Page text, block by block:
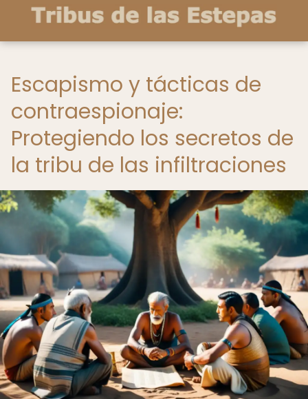
Escapismo y tácticas de
contraespionaje:
Protegiendo los secretos de
la tribu de las infiltraciones